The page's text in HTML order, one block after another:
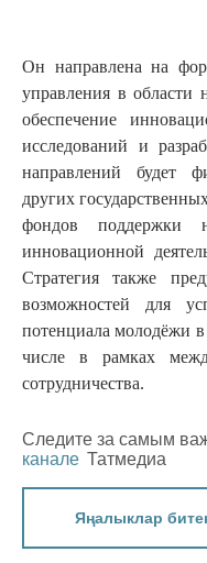
Он направлена на
управления в области
обеспечение
исследований и
направлений будет
других
фондов поддержки
инновационной
Стратегия также
возможностей для
потенциала молодёжи
числе в рамках
сотрудничества.
Следите за самым
канале Татмедиа
Яңалыклар